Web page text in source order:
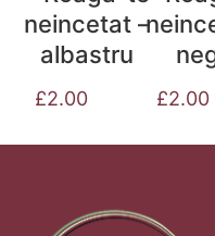
neincetat –
albastru
£2.00 £2.00